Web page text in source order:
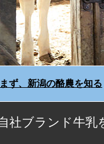
まず、新潟の酪農を知る
社ブランド牛